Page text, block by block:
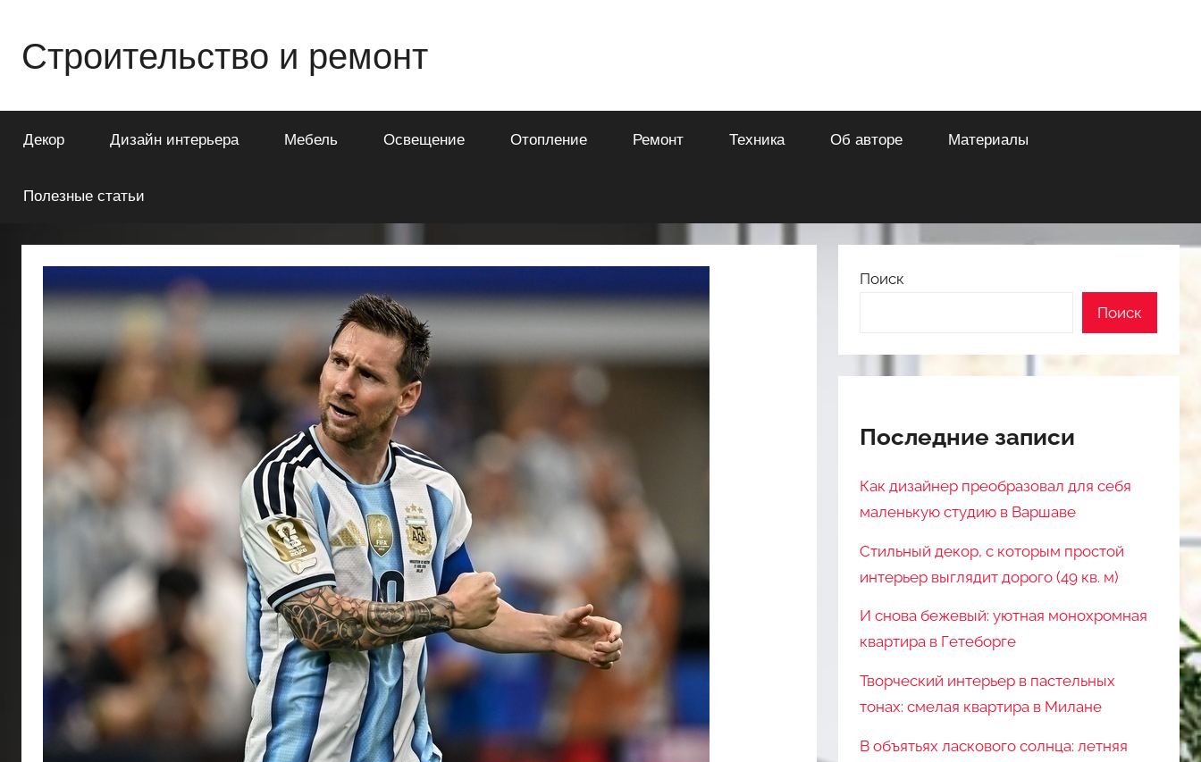
содержимому
Строительство и ремонт
о
строительстве
Декор Дизайн интерьера Мебель Освещение Отопление Ремонт Техника Об авторе Материалы
Полезные статьи
Поиск
Поиск
Последние записи
Как дизайнер преобразовал для себя
маленькую студию в Варшаве
Стильный декор, с которым простой
интерьер выглядит дорого (49 кв. м)
И снова бежевый: уютная монохромная
квартира в Гетеборге
Творческий интерьер в пастельных
тонах: смелая квартира в Милане
В объятьях ласкового солнца: летняя